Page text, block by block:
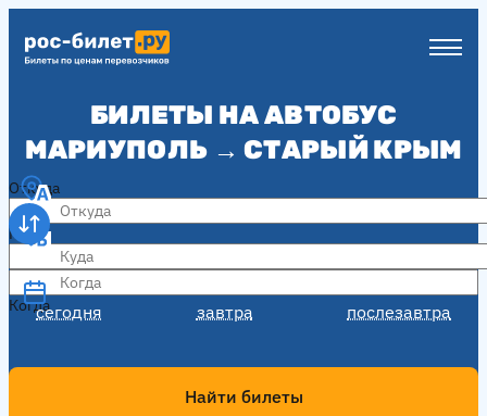
БИЛЕТЫ НА АВТОБУС
МАРИУПОЛЬ → СТАРЫЙ КРЫМ
Откуда
Куда
Когда
сегодня завтра послезавтра
Когда
Найти билеты